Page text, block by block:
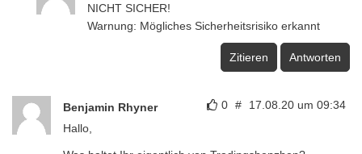
NICHT SICHER!
Warnung: Mögliches Sicherheitsrisiko erkannt
Zitieren Antworten
0 # 17.08.20 um 09:34
Benjamin Rhyner
Hallo,